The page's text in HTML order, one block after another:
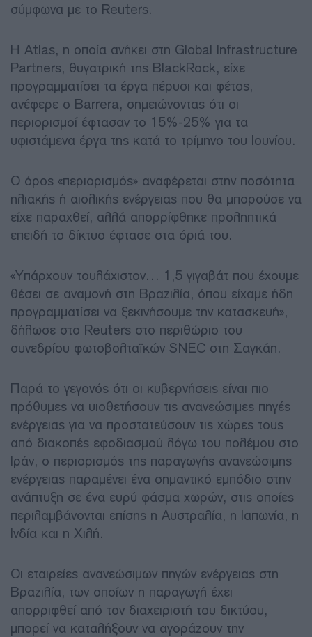
σύμφωνα με το Reuters.
Η Atlas, η οποία ανήκει στη Global Infrastructure
Partners, θυγατρική της BlackRock, είχε
προγραμματίσει τα έργα πέρυσι και φέτος,
ανέφερε ο Barrera, σημειώνοντας ότι οι
περιορισμοί έφτασαν το 15%-25% για τα
υφιστάμενα έργα της κατά το τρίμηνο του Ιουνίου.
Ο όρος «περιορισμός» αναφέρεται στην ποσότητα
ηλιακής ή αιολικής ενέργειας που θα μπορούσε να
είχε παραχθεί, αλλά απορρίφθηκε προληπτικά
επειδή το δίκτυο έφτασε στα όριά του.
«Υπάρχουν τουλάχιστον… 1,5 γιγαβάτ που έχουμε
θέσει σε αναμονή στη Βραζιλία, όπου είχαμε ήδη
προγραμματίσει να ξεκινήσουμε την κατασκευή»,
δήλωσε στο Reuters στο περιθώριο του
συνεδρίου φωτοβολταϊκών SNEC στη Σαγκάη.
Παρά το γεγονός ότι οι κυβερνήσεις είναι πιο
πρόθυμες να υιοθετήσουν τις ανανεώσιμες πηγές
ενέργειας για να προστατεύσουν τις χώρες τους
από διακοπές εφοδιασμού λόγω του πολέμου στο
Ιράν, ο περιορισμός της παραγωγής ανανεώσιμης
ενέργειας παραμένει ένα σημαντικό εμπόδιο στην
ανάπτυξη σε ένα ευρύ φάσμα χωρών, στις οποίες
περιλαμβάνονται επίσης η Αυστραλία, η Ιαπωνία, η
Ινδία και η Χιλή.
Οι εταιρείες ανανεώσιμων πηγών ενέργειας στη
Βραζιλία, των οποίων η παραγωγή έχει
απορριφθεί από τον διαχειριστή του δικτύου,
μπορεί να καταλήξουν να αγοράζουν την